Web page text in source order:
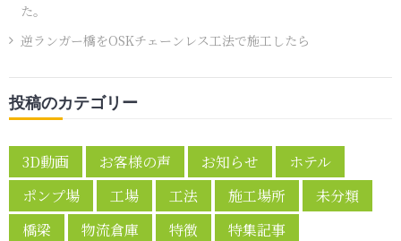
た。
逆ランガー橋をOSKチェーンレス工法で施工したら
投稿のカテゴリー
3D動画 お客様の声 お知らせ
ホテル
ポンプ場
工場 工法 施工場所
未分類
橋梁
物流倉庫 特徴 特集記事